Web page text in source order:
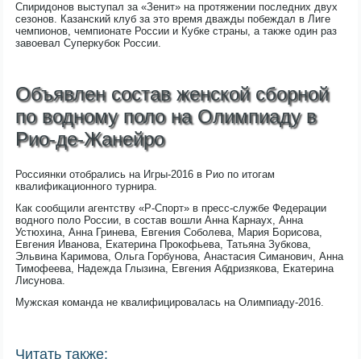
Спиридонов выступал за «Зенит» на протяжении последних двух
сезонов. Казанский клуб за это время дважды побеждал в Лиге
чемпионов, чемпионате России и Кубке страны, а также один раз
завоевал Суперкубок России.
Объявлен состав женской сборной
по водному поло на Олимпиаду в
Рио-де-Жанейро
Россиянки отобрались на Игры-2016 в Рио по итогам
квалификационного турнира.
Как сообщили агентству «Р-Спорт» в пресс-службе Федерации
водного поло России, в состав вошли Анна Карнаух, Анна
Устюхина, Анна Гринева, Евгения Соболева, Мария Борисова,
Евгения Иванова, Екатерина Прокофьева, Татьяна Зубкова,
Эльвина Каримова, Ольга Горбунова, Анастасия Симанович, Анна
Тимофеева, Надежда Глызина, Евгения Абдризякова, Екатерина
Лисунова.
Мужская команда не квалифицировалась на Олимпиаду-2016.
Читать также: